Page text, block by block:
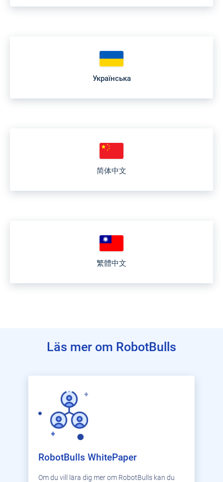
Українська
简体中文
繁體中文
Läs mer om RobotBulls
RobotBulls WhitePaper
Om du vill lära dig mer om RobotBulls kan du